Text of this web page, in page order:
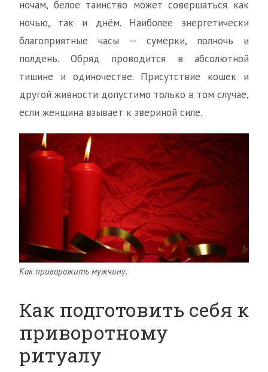
ночам, белое таинство может совершаться как
ночью, так и днём. Наиболее энергетически
благоприятные часы — сумерки, полночь и
полдень. Обряд проводится в абсолютной
тишине и одиночестве. Присутствие кошек и
другой живности допустимо только в том случае,
если женщина взывает к звериной силе.
Как приворожить мужчину.
Как подготовить себя к
приворотному
ритуалу